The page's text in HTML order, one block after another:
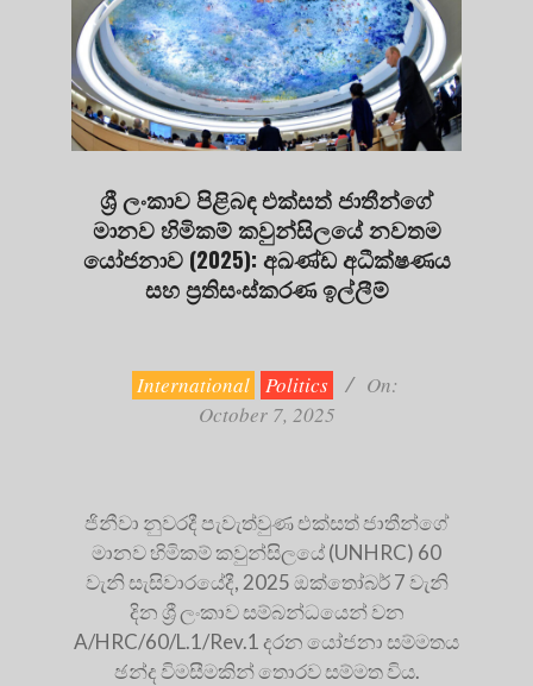
ශ්‍රී ලංකාව පිළිබඳ එක්සත් ජාතීන්ගේ
මානව හිමිකම් කවුන්සිලයේ නවතම
යෝජනාව (2025): අඛණ්ඩ අධීක්ෂණය
සහ ප්‍රතිසංස්කරණ ඉල්ලීම්
International Politics
On:
October 7, 2025
ජිනීවා නුවරදී පැවැත්වුණ එක්සත් ජාතීන්ගේ
මානව හිමිකම් කවුන්සිලයේ (UNHRC) 60
වැනි සැසිවාරයේදී, 2025 ඔක්තෝබර් 7 වැනි
දින ශ්‍රී ලංකාව සම්බන්ධයෙන් වන
A/HRC/60/L.1/Rev.1 දරන යෝජනා සම්මතය
ඡන්ද විමසීමකින් තොරව සම්මත විය.